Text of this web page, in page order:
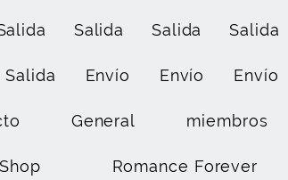
Salida Salida Salida
Salida Envío Envío Envío
General miembros
Shop Romance Forever